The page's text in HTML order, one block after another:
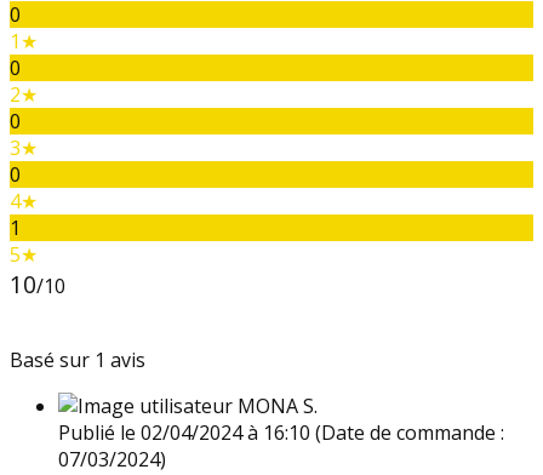
0
1★
0
2★
0
3★
0
4★
1
5★
10/10
Basé sur 1 avis
MONA S.
Publié le 02/04/2024 à 16:10 (Date de commande :
07/03/2024)